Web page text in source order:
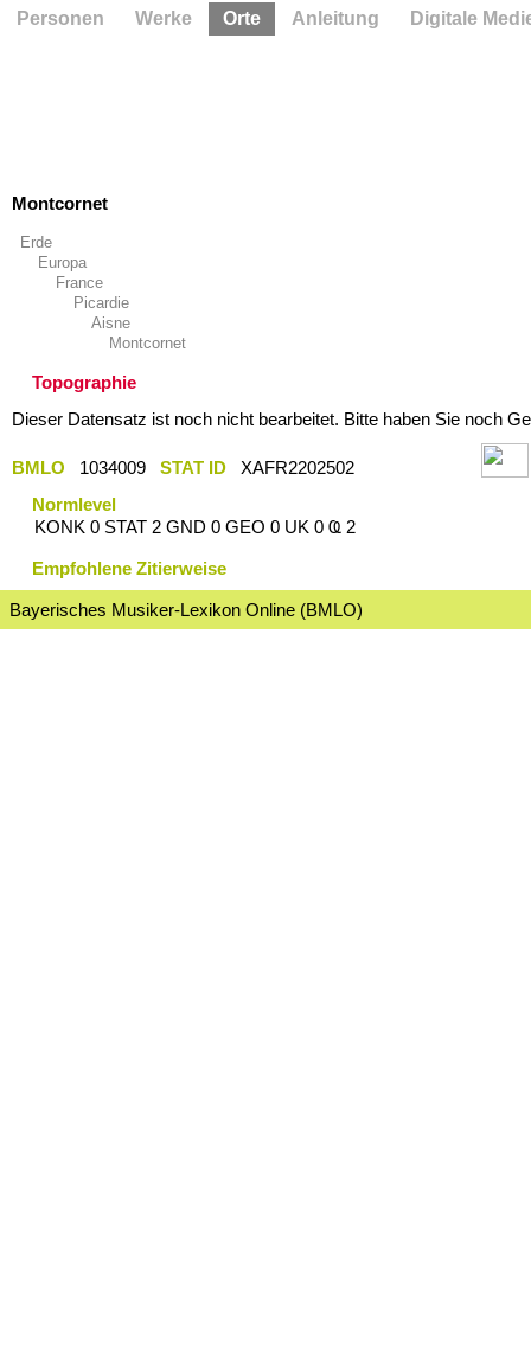
Montcornet
Erde
Europa
France
Picardie
Aisne
Montcornet
Topographie
Dieser Datensatz ist noch nicht bearbeitet. Bitte haben Sie noch
BMLO 1034009 STAT ID
XAFR2202502
Normlevel
KONK 0 STAT 2 GND 0 GEO 0 UK 0 Ҩ 2
Empfohlene Zitierweise
Bayerisches Musiker-Lexikon Online (BMLO)
Personen Werke Orte Anleitung Digitale